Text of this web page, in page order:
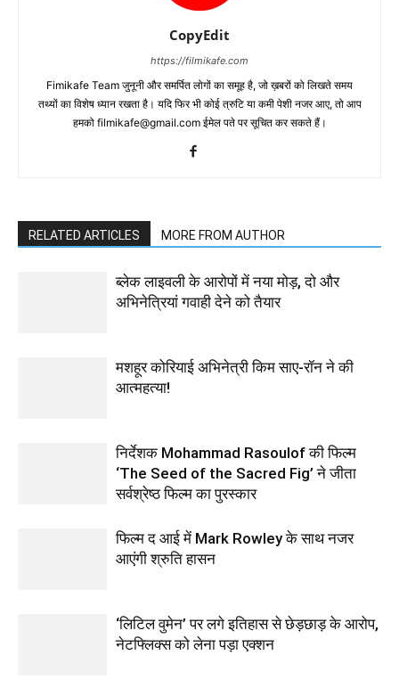
CopyEdit
https://filmikafe.com
Fimikafe Team जुनूनी और समर्पित लोगों का समूह है, जो ख़बरों को लिखते समय
तथ्‍यों का विशेष ध्‍यान रखता है। यदि फिर भी कोई त्रुटि या कमी पेशी नजर आए, तो आप
हमको filmikafe@gmail.com ईमेल पते पर सूचित कर सकते हैं।
RELATED ARTICLES MORE FROM AUTHOR
ब्लेक लाइवली के आरोपों में नया मोड़, दो और
अभिनेत्रियां गवाही देने को तैयार
मशहूर कोरियाई अभिनेत्री किम साए-रॉन ने की
आत्महत्या!
निर्देशक Mohammad Rasoulof की फिल्म
‘The Seed of the Sacred Fig’ ने जीता
सर्वश्रेष्ठ फिल्म का पुरस्कार
फिल्‍म द आई में Mark Rowley के साथ नजर
आएंगी श्रुति हासन
‘लिटिल वुमेन’ पर लगे इतिहास से छेड़छाड़ के आरोप,
नेटफ्लिक्स को लेना पड़ा एक्‍शन